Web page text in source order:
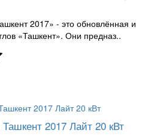
2017» - это обновлённая и
«Ташкент». Они предназ..
2017 Лайт 20 кВт